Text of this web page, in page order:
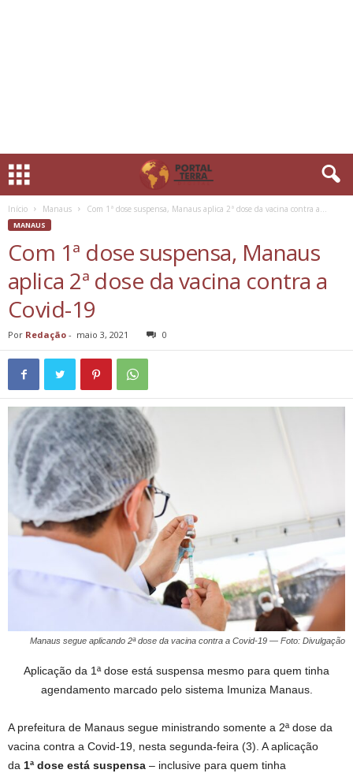
Início Manaus Com 1ª dose suspensa, Manaus aplica 2ª dose da vacina contra a...
MANAUS
Com 1ª dose suspensa, Manaus
aplica 2ª dose da vacina contra a
Covid-19
Por Redação - maio 3, 2021 0
Manaus segue aplicando 2ª dose da vacina contra a Covid-19 — Foto: Divulgação
Aplicação da 1ª dose está suspensa mesmo para quem tinha
agendamento marcado pelo sistema Imuniza Manaus.
A prefeitura de Manaus segue ministrando somente a 2ª dose da
vacina contra a Covid-19, nesta segunda-feira (3). A aplicação
da 1ª dose está suspensa – inclusive para quem tinha